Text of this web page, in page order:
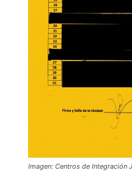
Imagen: Centros de Integración